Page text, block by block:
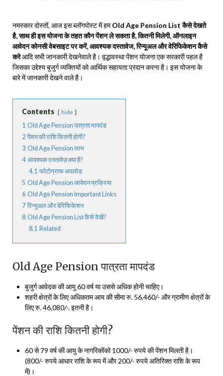
नमस्कार दोस्तों, आज इस ब्लॉगपोस्ट में हमOld Age Pension List कैसे देखते
है, साथ ही इस योजना के तहत कौन पेंशन ले सकता है, कितनी मिलेगी, ऑनलाइन
आवेदन कोनसी वेबसाइट पर करें, आवश्यक दस्तावेज, रिन्यूअल और वेरिफिकेशन कैसे
करेआदि सभी जानकारी देखनेवाले है। वृद्धावस्था पेंशन योजना एक सरकारी पहल है
जिसका उद्देश्य बुजुर्ग व्यक्तियों को आर्थिक सहायता प्रदान करना है। इस योजना के
बारे में जानकारी देखने वाले है।
Contents hide
1 Old Age Pension पात्रता मापदंड
2 पेंशन की राशि कितनी होगी?
3 Old Age Pension लाभ
4 आवश्यक दस्तावेज़ क्या है?
4.1 फोटोग्राफ अपलोड
5 Old Age Pension आवेदन प्रक्रिया
6 Old Age Pension Important Links
7 रिन्यूअल और वेरिफिकेशन
8 Old Age Pension List कैसे देखें?
8.1 Related
Old Age Pension पात्रता मापदंड
बुजुर्ग आवेदक की आयु 60 वर्ष या उससे अधिक होनी चाहिए।
शहरी क्षेत्रों के लिए अधिकतम आय की सीमा रु. 56,460/- और ग्रामीण क्षेत्रों के
लिए रु. 46,080/-. इतनी है।
पेंशन की राशि कितनी होगी?
60 से 79 वर्ष की आयु के नागरिकोंको 1000/- रुपये की पेंशन मिलती है।
(800/- रुपये आधार राशि के रूप में और 200/- रुपये अतिरिक्त राशि के रूप
में)।